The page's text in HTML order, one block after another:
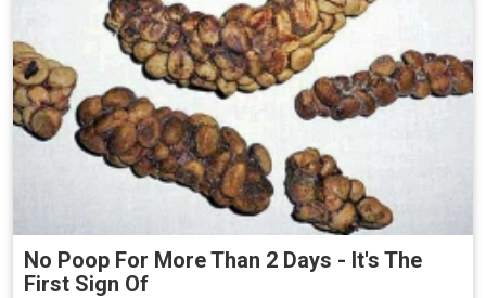
No Poop For More Than 2 Days - It's The
First Sign Of